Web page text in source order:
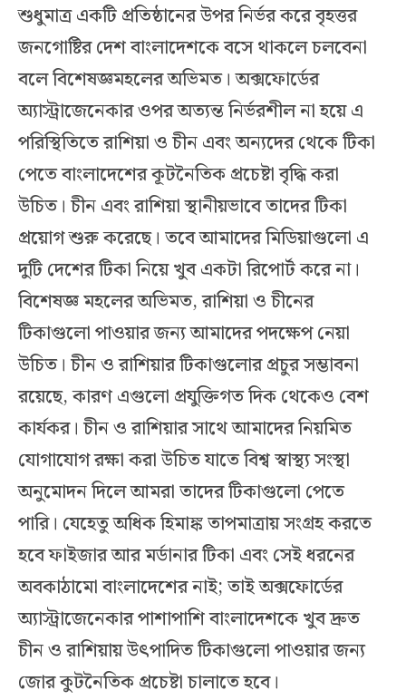
শুধুমাত্র একটি প্রতিষ্ঠানের উপর নির্ভর করে বৃহত্তর
জনগোষ্টির দেশ বাংলাদেশকে বসে থাকলে চলবেনা
বলে বিশেষজ্ঞমহলের অভিমত। অক্সফোর্ডের
অ্যাস্ট্রাজেনেকার ওপর অত্যন্ত নির্ভরশীল না হয়ে এ
পরিস্থিতিতে রাশিয়া ও চীন এবং অন্যদের থেকে টিকা
পেতে বাংলাদেশের কূটনৈতিক প্রচেষ্টা বৃদ্ধি করা
উচিত। চীন এবং রাশিয়া স্থানীয়ভাবে তাদের টিকা
প্রয়োগ শুরু করেছে। তবে আমাদের মিডিয়াগুলো এ
দুটি দেশের টিকা নিয়ে খুব একটা রিপোর্ট করে না।
বিশেষজ্ঞ মহলের অভিমত, রাশিয়া ও চীনের
টিকাগুলো পাওয়ার জন্য আমাদের পদক্ষেপ নেয়া
উচিত। চীন ও রাশিয়ার টিকাগুলোর প্রচুর সম্ভাবনা
রয়েছে, কারণ এগুলো প্রযুক্তিগত দিক থেকেও বেশ
কার্যকর। চীন ও রাশিয়ার সাথে আমাদের নিয়মিত
যোগাযোগ রক্ষা করা উচিত যাতে বিশ্ব স্বাস্থ্য সংস্থা
অনুমোদন দিলে আমরা তাদের টিকাগুলো পেতে
পারি। যেহেতু অধিক হিমাঙ্ক তাপমাত্রায় সংগ্রহ করতে
হবে ফাইজার আর মর্ডানার টিকা এবং সেই ধরনের
অবকাঠামো বাংলাদেশের নাই; তাই অক্সফোর্ডের
অ্যাস্ট্রাজেনেকার পাশাপাশি বাংলাদেশকে খুব দ্রুত
চীন ও রাশিয়ায় উৎপাদিত টিকাগুলো পাওয়ার জন্য
জোর কুটনৈতিক প্রচেষ্টা চালাতে হবে।